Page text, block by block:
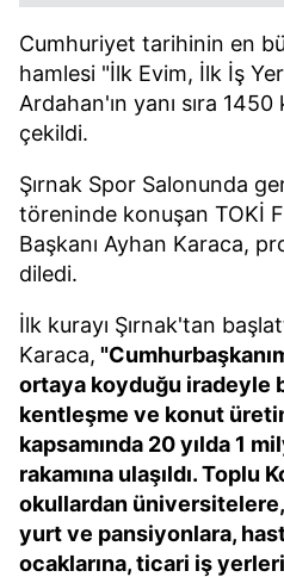
Cumhuriyet tarihinin en
hamlesi "İlk Evim, İlk İş
Ardahan'ın yanı sıra
çekildi.
Şırnak Spor Salonunda
töreninde konuşan TOKİ
Başkanı Ayhan Karaca,
diledi.
İlk kurayı Şırnak'tan
Karaca,
ortaya koyduğu iradeyle
kentleşme ve konut
kapsamında 20 yılda 1
rakamına ulaşıldı. Toplu
okullardan
yurt ve pansiyonlara,
ocaklarına, ticari iş